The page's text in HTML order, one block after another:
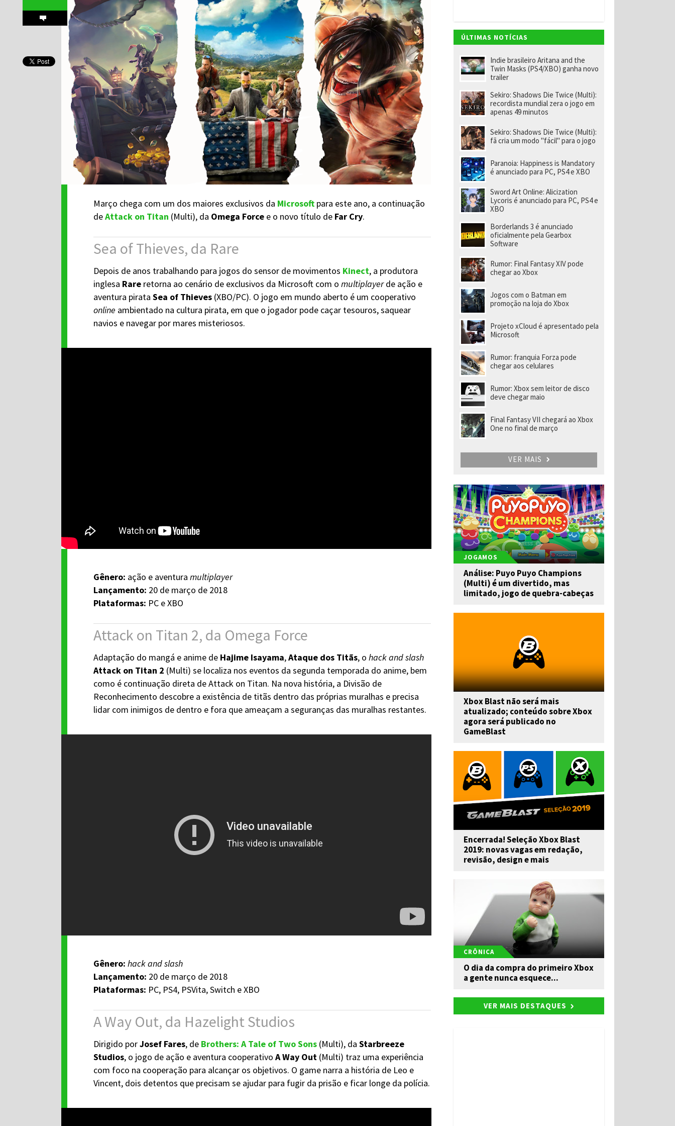
n
Março chega com um dos maiores exclusivos da Microsoftpara este ano, a continuação
deAttack on Titan (Multi), da Omega Forcee o novo título de Far Cry.
Sea of Thieves, da Rare
Depois de anos trabalhando para jogos do sensor de movimentos Kinect, a produtora
inglesa Rareretorna ao cenário de exclusivos da Microsoft com o multiplayerde ação e
aventura pirata Sea of Thieves(XBO/PC). O jogo em mundo aberto é um cooperativo
online ambientado na cultura pirata, em que o jogador pode caçar tesouros, saquear
navios e navegar por mares misteriosos.
Gênero: ação e aventura multiplayer
Lançamento: 20 de março de 2018
Plataformas: PC e XBO
Attack on Titan 2, da Omega Force
Adaptação do mangá e anime de Hajime Isayama,Ataque dos Titãs, o hack and slash
Attack on Titan 2 (Multi) se localiza nos eventos da segunda temporada do anime, bem
como é continuação direta de Attack on Titan. Na nova história, a Divisão de
Reconhecimento descobre a existência de titãs dentro das próprias muralhas e precisa
lidar com inimigos de dentro e fora que ameaçam a seguranças das muralhas restantes.
Gênero: hack and slash
Lançamento: 20 de março de 2018
Plataformas: PC, PS4, PSVita, Switch e XBO
A Way Out, da Hazelight Studios
Dirigido porJosef Fares, de Brothers: A Tale of Two Sons(Multi), da Starbreeze
Studios, o jogo de ação e aventura cooperativo A Way Out (Multi) traz uma experiência
com foco na cooperação para alcançar os objetivos. O game narra a história de Leo e
Vincent, dois detentos que precisam se ajudar para fugir da prisão e ficar longe da polícia.
ÚLTIMAS NOTÍCIAS
Indie brasileiro Aritana and the
Twin Masks (PS4/XBO) ganha novo
trailer
Sekiro: Shadows Die Twice (Multi):
recordista mundial zera o jogo em
apenas 49 minutos
Sekiro: Shadows Die Twice (Multi):
fã cria um modo "fácil" para o jogo
Paranoia: Happiness is Mandatory
é anunciado para PC, PS4 e XBO
Sword Art Online: Alicization
Lycoris é anunciado para PC, PS4 e
XBO
Borderlands 3 é anunciado
oficialmente pela Gearbox
Software
Rumor: Final Fantasy XIV pode
chegar ao Xbox
Jogos com o Batman em
promoção na loja do Xbox
Projeto xCloud é apresentado pela
Microsoft
Rumor: franquia Forza pode
chegar aos celulares
Rumor: Xbox sem leitor de disco
deve chegar maio
Final Fantasy VII chegará ao Xbox
One no final de março
VER MAIS
JOGAMOS
Análise: Puyo Puyo Champions
(Multi) é um divertido, mas
limitado, jogo de quebra-cabeças
Xbox Blast não será mais
atualizado; conteúdo sobre Xbox
agora será publicado no
GameBlast
Encerrada! Seleção Xbox Blast
2019: novas vagas em redação,
revisão, design e mais
CRÔNICA
O dia da compra do primeiro Xbox
a gente nunca esquece...
VER MAIS DESTAQUES